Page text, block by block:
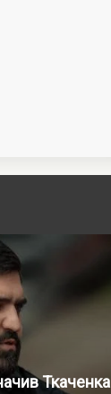
Ткаченка